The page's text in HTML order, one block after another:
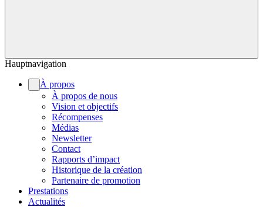
Hauptnavigation
À propos
À propos de nous
Vision et objectifs
Récompenses
Médias
Newsletter
Contact
Rapports d’impact
Historique de la création
Partenaire de promotion
Prestations
Actualités